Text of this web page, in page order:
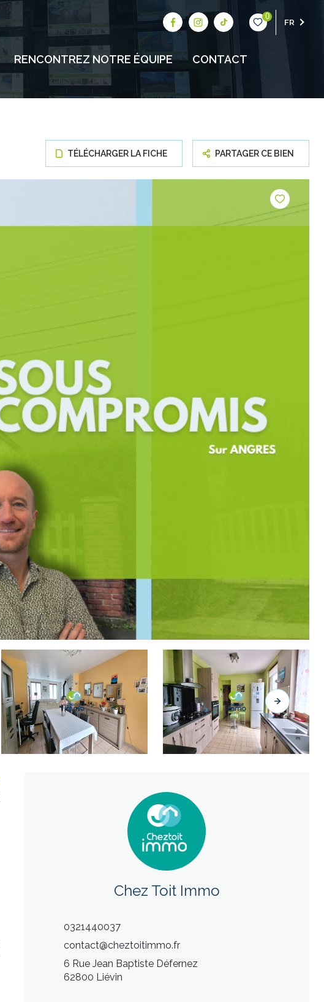
0
FR
RENCONTREZ NOTRE ÉQUIPE CONTACT
TÉLÉCHARGER LA FICHE PARTAGER CE BIEN
Chez Toit Immo
0321440037
contact@cheztoitimmo.fr
6 Rue Jean Baptiste Défernez
62800 Liévin